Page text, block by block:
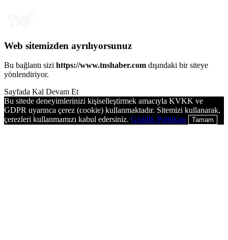
Web sitemizden ayrılıyorsunuz
Bu bağlantı sizi https://www.tnshaber.com dışındaki bir siteye
yönlendiriyor.
Sayfada Kal Devam Et
Bu sitede deneyimlerinizi kişiselleştirmek amacıyla KVKK ve
GDPR uyarınca çerez (cookie) kullanmaktadır. Sitemizi kullanarak,
çerezleri kullanmamızı kabul edersiniz. Gizlilik Politikası Tamam